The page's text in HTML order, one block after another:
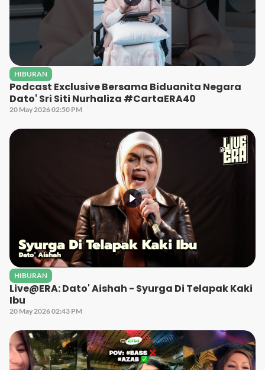
HIBURAN
Podcast Exclusive Bersama Biduanita Negara
Dato' Sri Siti Nurhaliza #CartaERA40
20 May 2026 02:50 PM
HIBURAN
Live@ERA: Dato' Aishah - Syurga Di Telapak Kaki
Ibu
20 May 2026 02:43 PM